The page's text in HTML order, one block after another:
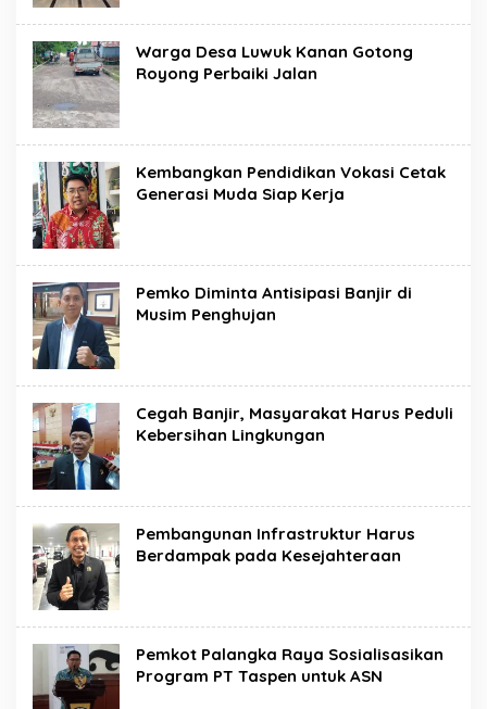
Warga Desa Luwuk Kanan Gotong
Royong Perbaiki Jalan
Kembangkan Pendidikan Vokasi Cetak
Generasi Muda Siap Kerja
Pemko Diminta Antisipasi Banjir di
Musim Penghujan
Cegah Banjir, Masyarakat Harus Peduli
Kebersihan Lingkungan
Pembangunan Infrastruktur Harus
Berdampak pada Kesejahteraan
Pemkot Palangka Raya Sosialisasikan
Program PT Taspen untuk ASN